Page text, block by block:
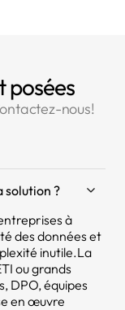
posées
nous!
solution ?
à
des données et
inutile.La
ou grands
DPO, équipes
en œuvre